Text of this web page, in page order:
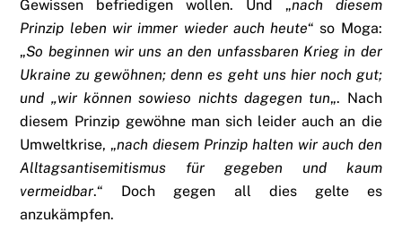
Gewissen befriedigen wollen. Und „nach diesem
Prinzip leben wir immer wieder auch heute“ so Moga:
„So beginnen wir uns an den unfassbaren Krieg in der
Ukraine zu gewöhnen; denn es geht uns hier noch gut;
und „wir können sowieso nichts dagegen tun„. Nach
diesem Prinzip gewöhne man sich leider auch an die
Umweltkrise, „nach diesem Prinzip halten wir auch den
Alltagsantisemitismus für gegeben und kaum
vermeidbar.“ Doch gegen all dies gelte es
anzukämpfen.